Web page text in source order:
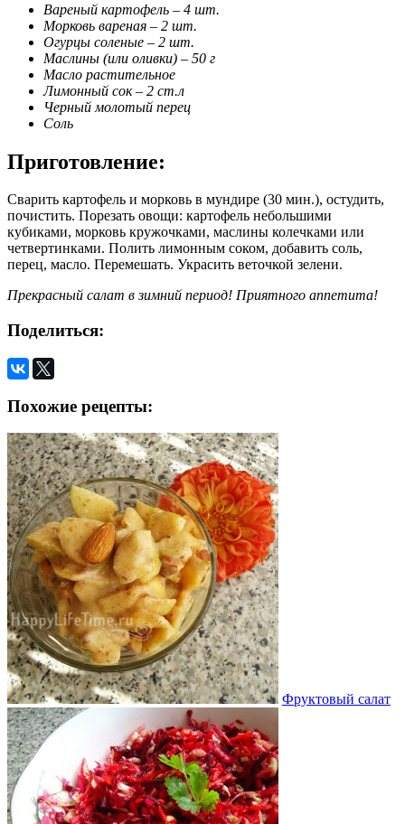
Вареный картофель – 4 шт.
Морковь вареная – 2 шт.
Огурцы соленые – 2 шт.
Маслины (или оливки) – 50 г
Масло растительное
Лимонный сок – 2 ст.л
Черный молотый перец
Соль
Приготовление:
Сварить картофель и морковь в мундире (30 мин.), остудить,
почистить. Порезать овощи: картофель небольшими
кубиками, морковь кружочками, маслины колечками или
четвертинками. Полить лимонным соком, добавить соль,
перец, масло. Перемешать. Украсить веточкой зелени.
Прекрасный салат в зимний период! Приятного аппетита!
Поделиться:
Похожие рецепты:
Фруктовый салат